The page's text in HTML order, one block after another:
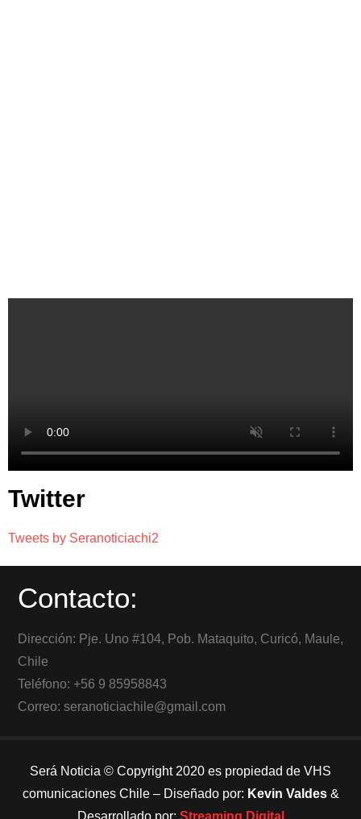
Twitter
Tweets by Seranoticiachi2
Contacto:
Dirección: Pje. Uno #104, Pob. Mataquito, Curicó, Maule,
Chile
Teléfono: +56 9 85958843
Correo: seranoticiachile@gmail.com
Será Noticia © Copyright 2020 es propiedad de VHS
comunicaciones Chile – Diseñado por: Kevin Valdes&
Desarrollado por: Streaming Digital